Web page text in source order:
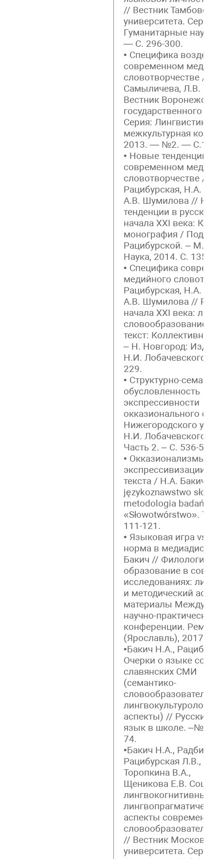
// Вестник
университета. Серия:
Гуманитарные
— С. 296-300.
• Специфика
современном
словотворчестве /
Самыличева, Л.В.
Вестник
государственного
Серия: Лингвистика и
межкультурная
2013. — №2. —
• Новые тенденции в
современном
словотворчестве /
Рацибурская, Н.А.
А.В. Шумилова //
тенденции в
начала XXI века:
монография / Под
Рацибурской. – М.:
Наука, 2014. С.
• Специфика
медийного
Рацибурская, Н.А.
А.В. Шумилова //
начала XXI века:
словообразование
текст:
– Н. Новгород: Изд-
Н.И. Лобачевского,
229.
• Структурно-
обусловленность
экспрессивности
окказионального
Нижегородского
Н.И. Лобачевского.
Часть 2. – С. 536-540.
• Окказионализмы
экспрессивизации
текста / Н.А. Бакич //
językoznawstwo
metodologia badań.
«Słowotwórstwo». Т.
111-121.
• Языковая игра vs.
норма в
Бакич //
образование в
исследованиях:
и методический
материалы
научно-практической
конференции.
(Ярославль), 2017. –
•Бакич Н.А.,
Очерки о языке
славянских СМИ
(семантико-
аспекты) // Русский
язык в школе. –№ 9
74.
•Бакич Н.А., Радбиль
Рацибурская Л.В.,
Торопкина В.А.,
Щеникова Е.В.
лингвокогнитивные
аспекты
// Вестник
университета. Серия